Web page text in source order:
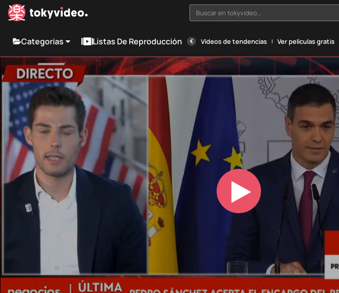
Buscar en tokyvideo...
Categorías Listas De Reproducción Vídeos de tendencias Ver películas gratis
Play
Video